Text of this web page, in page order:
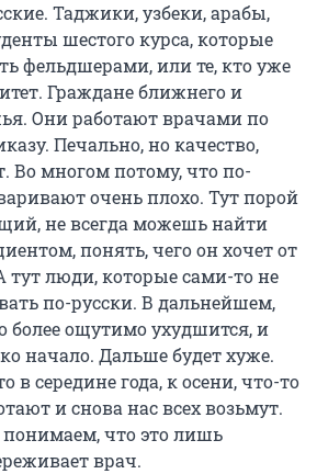
Таджики, узбеки, арабы,
шестого курса, которые
фельдшерами, или те, кто уже
Граждане ближнего и
Они работают врачами по
Печально, но качество,
Во многом потому, что по-
очень плохо. Тут порой
не всегда можешь найти
понять, чего он хочет от
люди, которые сами-то не
по-русски. В дальнейшем,
более ощутимо ухудшится, и
начало. Дальше будет хуже.
в середине года, к осени, что-то
и снова нас всех возьмут.
что это лишь
врач.